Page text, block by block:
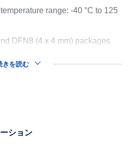
range: -40 °C to 125
DFN8 (4 x 4 mm) packages
きを読む
ション